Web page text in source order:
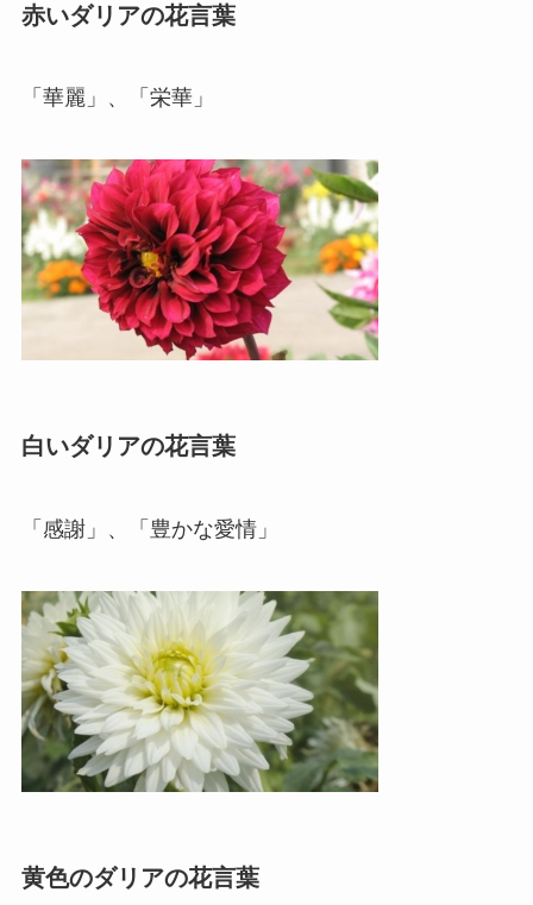
赤いダリアの花言葉
「華麗」、「栄華」
白いダリアの花言葉
「感謝」、「豊かな愛情」
黄色のダリアの花言葉